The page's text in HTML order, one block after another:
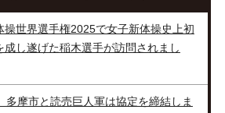
操世界選手権2025で女子新体操史上初
成し遂げた稲木選手が訪問されまし
摩市と読売巨人軍は協定を締結しま